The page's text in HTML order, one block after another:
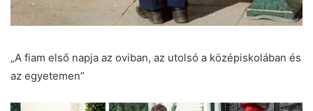
„A fiam első napja az oviban, az utolsó a középiskolában és
az egyetemen”